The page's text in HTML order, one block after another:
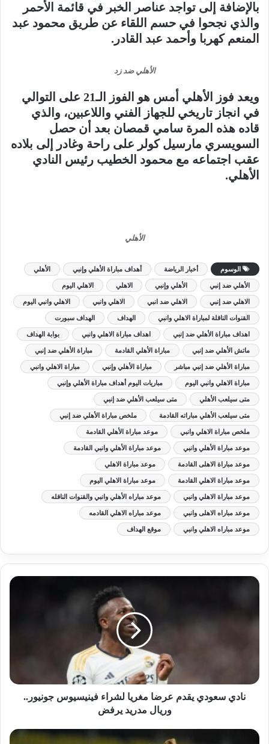
بالإضافة إلى تواجد عناصر الخبر في قائمة الأحمر
والذي نجحوا في حسم اللقاء عن طريق محمود عبد
المنعم كهربا وأحمد عبد القادر.
الأهلي ضد زد
ويعد فوز الأهلي أمس هو الفوز الـ21 على التوالي
في انجاز تاريخي للجهاز الفني واللاعبين، والذي
قاده هذه المرة سامي قمصان بعد أن حصل
السويسري مارسيل كولر على راحة وغادر إلى بلاده
عقب اجتماعه مع محمود الخطيب رئيس النادي
الأهلي.
الأهلي
الوسوم أخبار الرياضة أهداف مباراة الأهلي وإنبي الأهلي
الأهلي ضد إنبي الأهلي وإنبي الاهلي الاهلي اليوم
الاهلي ضد إنبي الاهلي ضد انبي الاهلي وانبي الاهلي وانبي اليوم
القنوات الناقلة لمباراة الاهلي وانبي الهداف الهداف سبورت
اهداف مباراة الأهلي ضد إنبي اهداف مباراة الاهلي وانبي بوابة الهداف
ماتش الأهلي ضد إنبي مباراة الأهلي القادمة مباراة الأهلي ضد إنبي
مباراة الأهلي ضد إنبي مباشر مباراة الأهلي وإنبي مباراة الاهلي وانبي
مباراة الاهلي وانبي اليوم مباريات اليوم أهداف مباراة الأهلي وإنبي
متى سيلعب الأهلي متى سيلعب الأهلي ضد إنبي
متى سيلعب الأهلي مباراته القادمة ملخص مباراة الأهلي ضد إنبي
ملخص مباراة الاهلي وانبي موعد مباراة الأهلي القادمة
موعد مباراة الأهلي وانبي موعد مباراة الأهلي وانبي القادمة
موعد مباراة الاهلى القادمة موعد مباراة الاهلي
موعد مباراة الاهلي القادمة موعد مباراة الاهلي اليوم
موعد مباراة الاهلي وانبي موعد مباراه الأهلي وانبي والقنوات الناقله
موعد مباراه الاهلى وانبي موعد مباراه الاهلي القادمه
موعد مباراه الاهلي وانبي موقع الهداف
نادي سعودي يقدم عرضا مغريا لشراء فينيسيوس جونيور..
وريال مدريد يرفض